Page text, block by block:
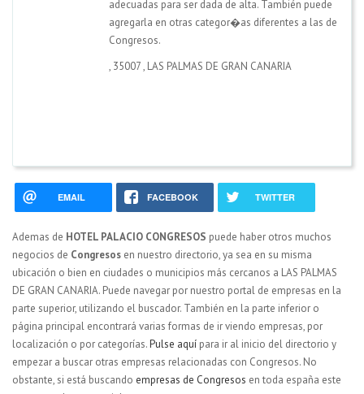
adecuadas para ser dada de alta. También puede
agregarla en otras categor�as diferentes a las de
Congresos.
, 35007, LAS PALMAS DE GRAN CANARIA
EMAIL FACEBOOK TWITTER
Ademas de HOTEL PALACIO CONGRESOS puede haber otros muchos
negocios de Congresos en nuestro directorio, ya sea en su misma
ubicación o bien en ciudades o municipios más cercanos a LAS PALMAS
DE GRAN CANARIA. Puede navegar por nuestro portal de empresas en la
parte superior, utilizando el buscador. También en la parte inferior o
página principal encontrará varias formas de ir viendo empresas, por
localización o por categorías.Pulse aquí para ir al inicio del directorio y
empezar a buscar otras empresas relacionadas con Congresos. No
obstante, si está buscando empresas de Congresos en toda españa este